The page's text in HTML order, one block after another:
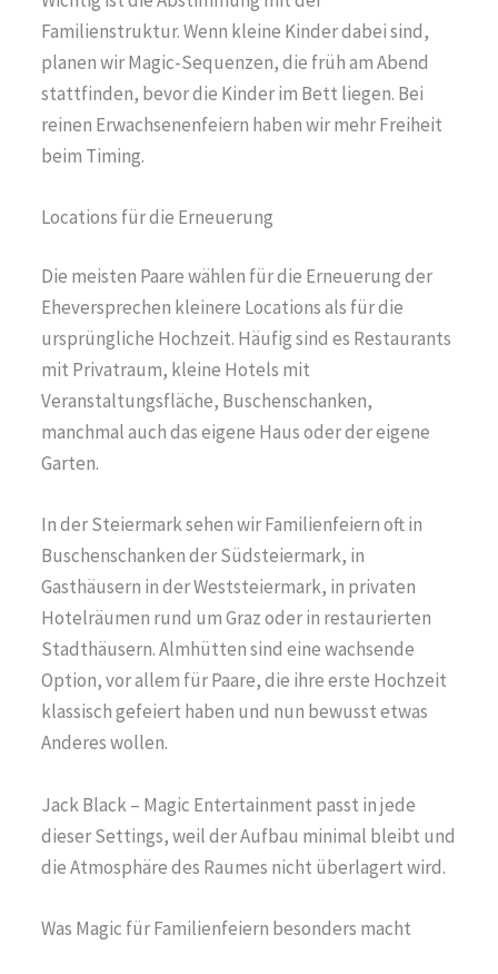
Familienstruktur. Wenn kleine Kinder dabei sind,
planen wir Magic-Sequenzen, die früh am Abend
stattfinden, bevor die Kinder im Bett liegen. Bei
reinen Erwachsenenfeiern haben wir mehr Freiheit
beim Timing.
Locations für die Erneuerung
Die meisten Paare wählen für die Erneuerung der
Eheversprechen kleinere Locations als für die
ursprüngliche Hochzeit. Häufig sind es Restaurants
mit Privatraum, kleine Hotels mit
Veranstaltungsfläche, Buschenschanken,
manchmal auch das eigene Haus oder der eigene
Garten.
In der Steiermark sehen wir Familienfeiern oft in
Buschenschanken der Südsteiermark, in
Gasthäusern in der Weststeiermark, in privaten
Hotelräumen rund um Graz oder in restaurierten
Stadthäusern. Almhütten sind eine wachsende
Option, vor allem für Paare, die ihre erste Hochzeit
klassisch gefeiert haben und nun bewusst etwas
Anderes wollen.
Jack Black – Magic Entertainment passt in jede
dieser Settings, weil der Aufbau minimal bleibt und
die Atmosphäre des Raumes nicht überlagert wird.
Was Magic für Familienfeiern besonders macht